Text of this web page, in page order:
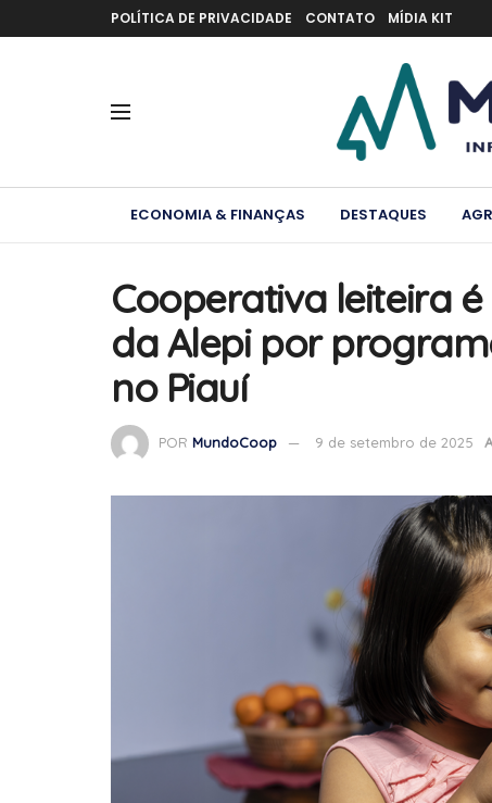
POLÍTICA DE PRIVACIDADE CONTATO MÍDIA KIT
ECONOMIA & FINANÇAS DESTAQUES
Cooperativa leiteira
da Alepi por
no Piauí
POR MundoCoop 9 de setembro de 2025